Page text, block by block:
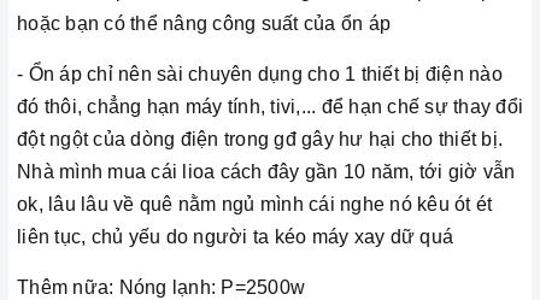
hoặc bạn có thể nâng công suất của ổn áp
- Ổn áp chỉ nên sài chuyên dụng cho 1 thiết bị điện nào
đó thôi, chẳng hạn máy tính, tivi,... để hạn chế sự thay đổi
đột ngột của dòng điện trong gđ gây hư hại cho thiết bị.
Nhà mình mua cái lioa cách đây gần 10 năm, tới giờ vẫn
ok, lâu lâu về quê nằm ngủ mình cái nghe nó kêu ót ét
liên tục, chủ yếu do người ta kéo máy xay dữ quá
Thêm nữa: Nóng lạnh: P=2500w